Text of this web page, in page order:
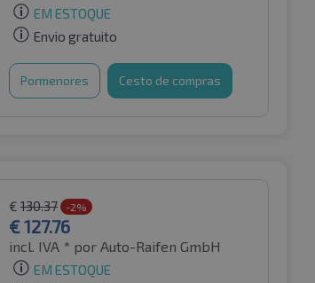
EM ESTOQUE
Envio gratuito
Pormenores Cesto de compras
€ 130.37 -2%
€127.76
incl. IVA * por Auto-Raifen GmbH
EM ESTOQUE